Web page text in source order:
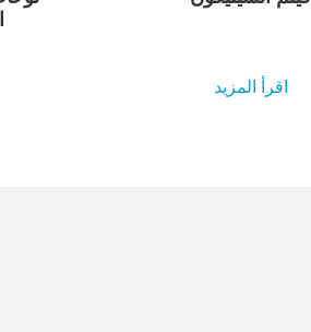
اقرأ المزيد